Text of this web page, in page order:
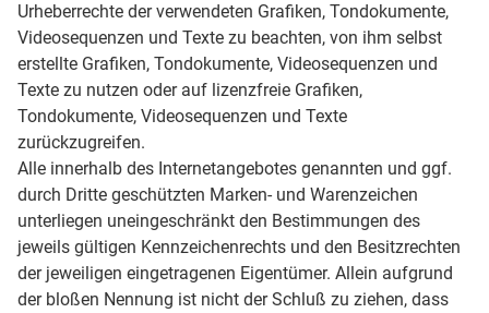
Urheberrechte der verwendeten Grafiken, Tondokumente,
Videosequenzen und Texte zu beachten, von ihm selbst
erstellte Grafiken, Tondokumente, Videosequenzen und
Texte zu nutzen oder auf lizenzfreie Grafiken,
Tondokumente, Videosequenzen und Texte
zurückzugreifen.
Alle innerhalb des Internetangebotes genannten und ggf.
durch Dritte geschützten Marken- und Warenzeichen
unterliegen uneingeschränkt den Bestimmungen des
jeweils gültigen Kennzeichenrechts und den Besitzrechten
der jeweiligen eingetragenen Eigentümer. Allein aufgrund
der bloßen Nennung ist nicht der Schluß zu ziehen, dass